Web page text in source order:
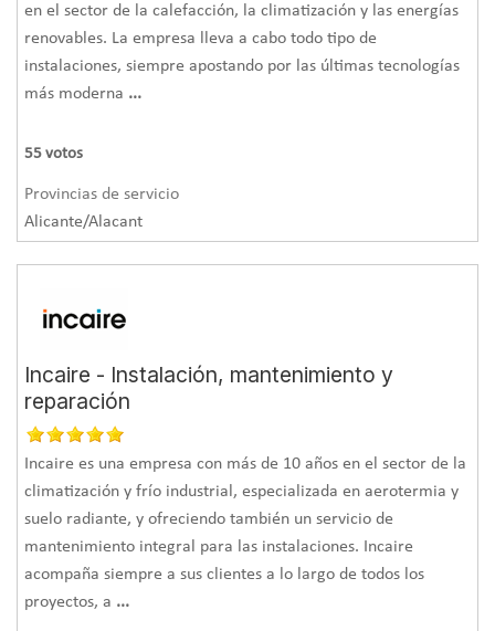
en el sector de la calefacción, la climatización y las energías
renovables. La empresa lleva a cabo todo tipo de
instalaciones, siempre apostando por las últimas tecnologías
más moderna ...
55 votos
Provincias de servicio
Alicante/Alacant
Incaire - Instalación, mantenimiento y
reparación
Incaire es una empresa con más de 10 años en el sector de la
climatización y frío industrial, especializada en aerotermia y
suelo radiante, y ofreciendo también un servicio de
mantenimiento integral para las instalaciones. Incaire
acompaña siempre a sus clientes a lo largo de todos los
proyectos, a ...